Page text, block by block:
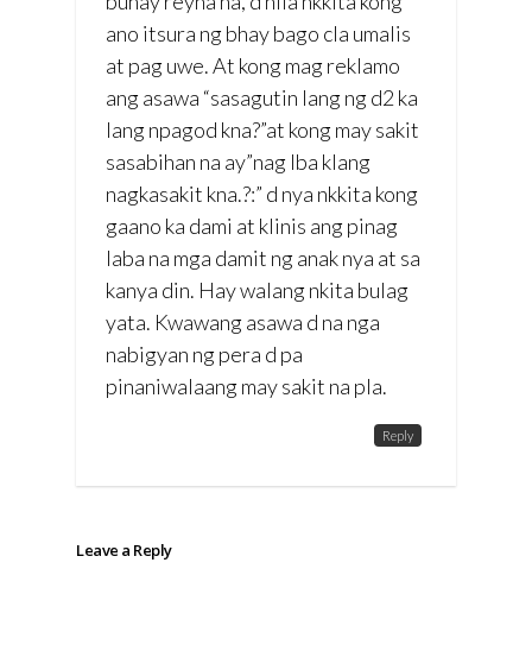
ano itsura ng bhay bago cla umalis
at pag uwe. At kong mag reklamo
ang asawa “sasagutin lang ng d2 ka
lang npagod kna?”at kong may sakit
sasabihan na ay”nag lba klang
nagkasakit kna.?:” d nya nkkita kong
gaano ka dami at klinis ang pinag
laba na mga damit ng anak nya at sa
kanya din. Hay walang nkita bulag
yata. Kwawang asawa d na nga
nabigyan ng pera d pa
pinaniwalaang may sakit na pla.
Reply
Leave a Reply